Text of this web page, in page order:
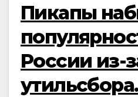
Пикапы
России из-
утильсбора.